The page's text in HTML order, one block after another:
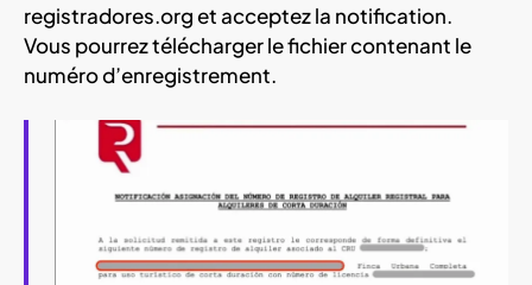
registradores.org et acceptez la notification.
Vous pourrez télécharger le fichier contenant le
numéro d’enregistrement.